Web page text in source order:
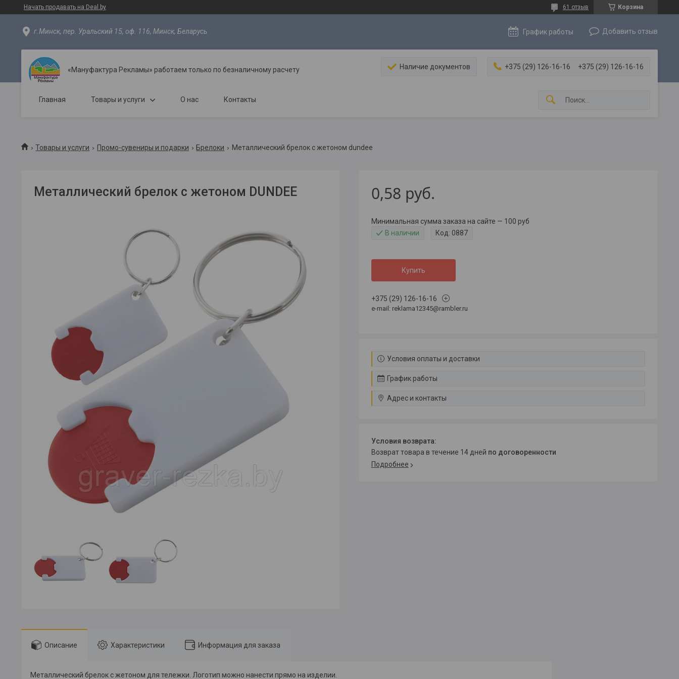
Начать продавать на Deal.by Корзина
61 отзыв
г.Минск, пер. Уральский 15, оф. 116, Минск, Беларусь График работы Добавить отзыв
«Мануфактура Рекламы» работаем только по безналичному расчету Наличие документов +375 (29) 126-16-16 +375 (29) 126-16-16
Главная Товары и услуги О нас Контакты
Товары и услуги Промо-сувениры и подарки Брелоки Металлический брелок с жетоном dundee
Металлический брелок с жетоном DUNDEE 0,58 руб.
Минимальная сумма заказа на сайте — 100 руб
В наличии
Код: 0887
Купить
+375 (29) 126-16-16
e-mail: reklama12345@rambler.ru
Условия оплаты и доставки
График работы
Адрес и контакты
возврат товара в течение 14 дней по договоренности
Подробнее
Описание Характеристики Информация для заказа
Металлический брелок с жетоном для тележки. Логотип можно нанести прямо на изделии.